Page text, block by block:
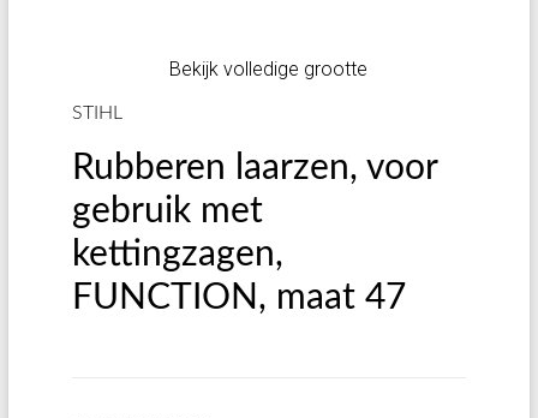
Bekijk volledige grootte
STIHL
Rubberen laarzen, voor
gebruik met
kettingzagen,
FUNCTION, maat 47